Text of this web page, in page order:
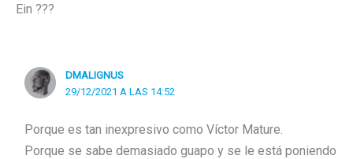
Ein ???
DMALIGNUS
29/12/2021 A LAS 14:52
Porque es tan inexpresivo como Víctor Mature.
Porque se sabe demasiado guapo y se le está poniendo